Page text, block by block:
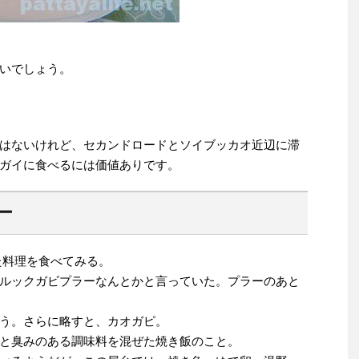
でしょう。
ないけれど、セカンドロードとソイブッカオ近辺に滞
イに食べるには価値ありです。
理を食べてみる。
ックガビプラーなんとかと言っていた。プラーのあと
。さらに略すと、カオガピ。
臭みのある調味料を混ぜた焼き飯のこと。